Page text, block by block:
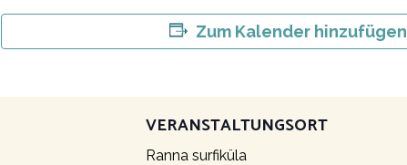
Zum Kalender hinzufügen
VERANSTALTUNGSORT
Ranna surfiküla